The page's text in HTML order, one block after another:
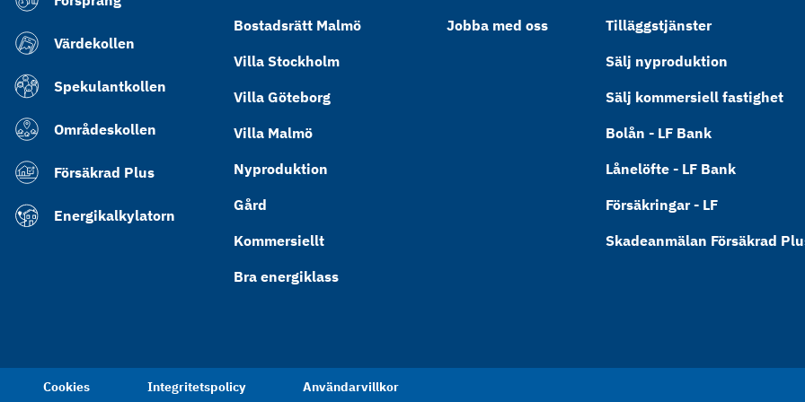
Värdekollen
Spekulantkollen
Områdeskollen
Försäkrad Plus
Energikalkylatorn
Bostadsrätt Malmö
Villa Stockholm
Villa Göteborg
Villa Malmö
Nyproduktion
Gård
Kommersiellt
Bra energiklass
Jobba med oss
Tilläggstjänster
Sälj nyproduktion
Sälj kommersiell fastighet
Bolån - LF Bank
Lånelöfte - LF Bank
Försäkringar - LF
Skadeanmälan Försäkrad
Cookies Integritetspolicy Användarvillkor